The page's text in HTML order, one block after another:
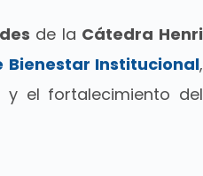
de la Cátedra Henri
Bienestar Institucional,
el fortalecimiento del